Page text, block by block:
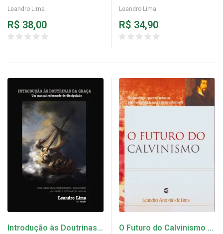
Leandro Lima
R$ 38,00
Leandro Lima
R$ 34,90
Introdução às Doutrinas
O Futuro do Calvinismo –